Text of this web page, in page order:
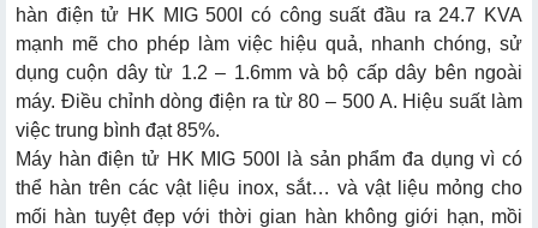
hàn điện tử HK MIG 500I có công suất đầu ra 24.7 KVA
mạnh mẽ cho phép làm việc hiệu quả, nhanh chóng, sử
dụng cuộn dây từ 1.2 – 1.6mm và bộ cấp dây bên ngoài
máy. Điều chỉnh dòng điện ra từ 80 – 500 A. Hiệu suất làm
việc trung bình đạt 85%.
Máy hàn điện tử HK MIG 500I là sản phẩm đa dụng vì có
thể hàn trên các vật liệu inox, sắt… và vật liệu mỏng cho
mối hàn tuyệt đẹp với thời gian hàn không giới hạn, mồi